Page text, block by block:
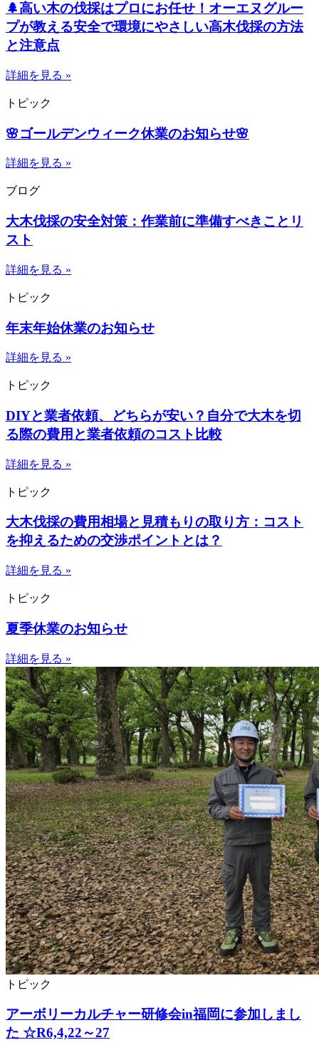
🌲高い木の伐採はプロにお任せ！オーエヌグルー
プが教える安全で環境にやさしい高木伐採の方法
と注意点
詳細を見る »
トピック
🌸ゴールデンウィーク休業のお知らせ🌸
詳細を見る »
ブログ
大木伐採の安全対策：作業前に準備すべきことリ
スト
詳細を見る »
トピック
年末年始休業のお知らせ
詳細を見る »
トピック
DIYと業者依頼、どちらが安い？自分で大木を切
る際の費用と業者依頼のコスト比較
詳細を見る »
トピック
大木伐採の費用相場と見積もりの取り方：コスト
を抑えるための交渉ポイントとは？
詳細を見る »
トピック
夏季休業のお知らせ
詳細を見る »
トピック
アーボリーカルチャー研修会in福岡に参加しまし
た ☆R6,4,22～27